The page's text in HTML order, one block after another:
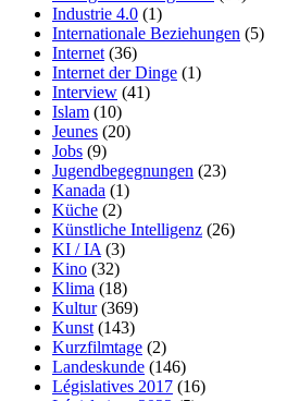
Industrie 4.0 (1)
Internationale Beziehungen (5)
Internet (36)
Internet der Dinge (1)
Interview (41)
Islam (10)
Jeunes (20)
Jobs (9)
Jugendbegegnungen (23)
Kanada (1)
Küche (2)
Künstliche Intelligenz (26)
KI / IA (3)
Kino (32)
Klima (18)
Kultur(369)
Kunst (143)
Kurzfilmtage (2)
Landeskunde (146)
Législatives 2017 (16)